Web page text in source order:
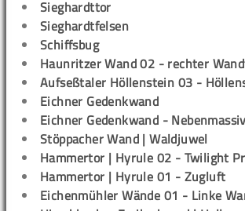
Sieghardttor
Sieghardtfelsen
Schiffsbug
Haunritzer Wand 02 - rechter
Aufseßtaler Höllenstein 03 -
Eichner Gedenkwand
Eichner Gedenkwand - Nebenmassiv
Stöppacher Wand | Waldjuwel
Hammertor | Hyrule 02 - Twilight
Hammertor | Hyrule 01 - Zugluft
Eichenmühler Wände 01 - Linke